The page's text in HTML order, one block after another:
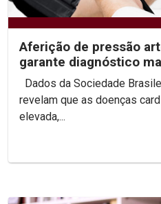
Aferição de pressão
garante diagnóstico
revelam que as doenças
elevada,...